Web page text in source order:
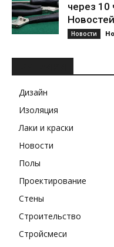
через 10
Новостей
Новости
Дизайн
Изоляция
Лаки и краски
Новости
Полы
Проектирование
Стены
Строительство
Стройсмеси